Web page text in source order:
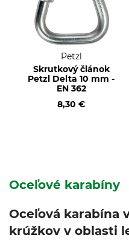
Petzl
Skrutkový článok
Petzl Delta 10 mm -
EN 362
8,30 €
Oceľové karabíny
Oceľová karabína
krúžkov v oblasti